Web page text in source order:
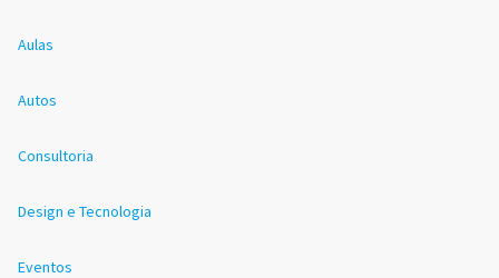
Aulas
Autos
Consultoria
Design e Tecnologia
Eventos